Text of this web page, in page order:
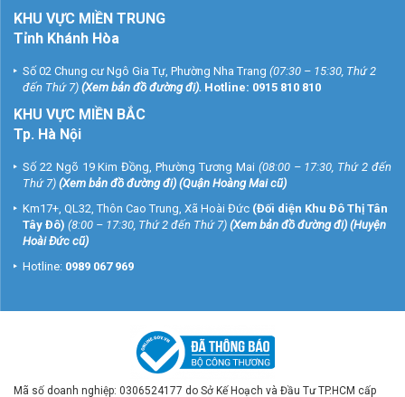
KHU VỰC MIỀN TRUNG
Tỉnh Khánh Hòa
Số 02 Chung cư Ngô Gia Tự, Phường Nha Trang (07:30 – 15:30, Thứ 2
đến Thứ 7) (Xem bản đồ đường đi). Hotline: 0915 810 810
KHU VỰC MIỀN BẮC
Tp. Hà Nội
Số 22 Ngõ 19 Kim Đồng, Phường Tương Mai (08:00 – 17:30, Thứ 2 đến
Thứ 7) (Xem bản đồ đường đi) (Quận Hoàng Mai cũ)
Km17+, QL32, Thôn Cao Trung, Xã Hoài Đức (Đối diện Khu Đô Thị Tân
Tây Đô) (8:00 – 17:30, Thứ 2 đến Thứ 7) (Xem bản đồ đường đi) (Huyện
Hoài Đức cũ)
Hotline: 0989 067 969
Mã số doanh nghiệp: 0306524177 do Sở Kế Hoạch và Đầu Tư TP.HCM cấp